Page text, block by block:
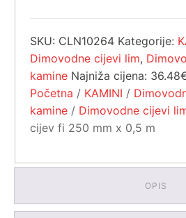
0,5
m
količina
SKU: CLN10264 Kategorije:
Dimovodne cijevi lim,
kamine Najniža cijena:
Početna / KAMINI /
kamine / Dimovodne cijevi
cijev fi 250 mm x 0,5 m
OPIS